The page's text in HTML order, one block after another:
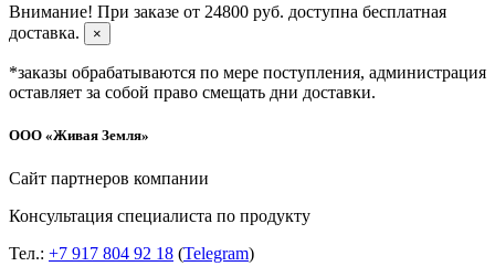
Внимание! При заказе от 24800 руб. доступна бесплатная
доставка.
×
*заказы обрабатываются по мере поступления, администрация
оставляет за собой право смещать дни доставки.
ООО «Живая Земля»
Сайт партнеров компании
Консультация специалиста по продукту
Тел.: +7 917 804 92 18 (Telegram)